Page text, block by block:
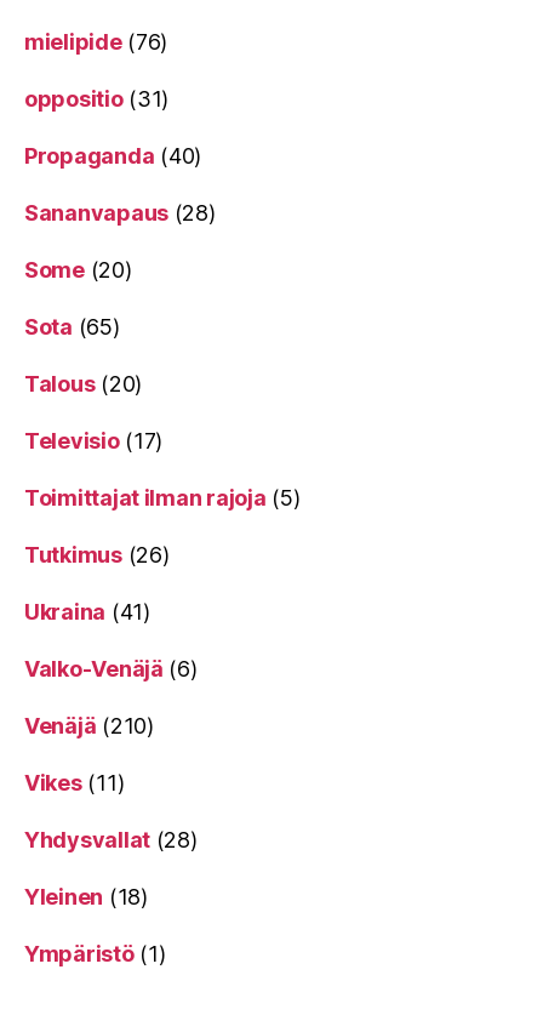
mielipide(76)
oppositio(31)
Propaganda (40)
Sananvapaus (28)
Some(20)
Sota (65)
Talous(20)
Televisio(17)
Toimittajat ilman rajoja (5)
Tutkimus(26)
Ukraina (41)
Valko-Venäjä (6)
Venäjä (210)
Vikes(11)
Yhdysvallat (28)
Yleinen (18)
Ympäristö(1)